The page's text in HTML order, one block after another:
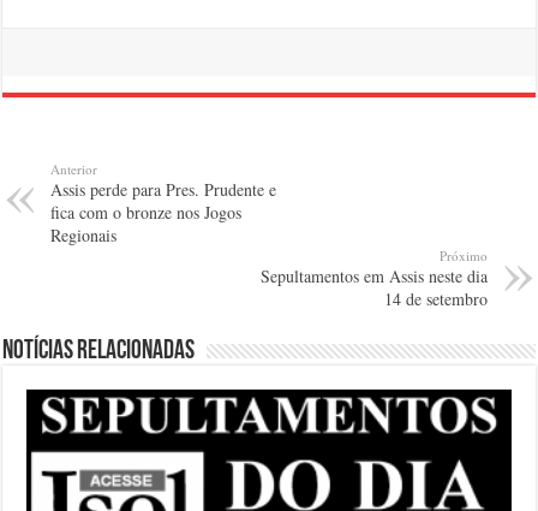
Anterior
Assis perde para Pres. Prudente e
fica com o bronze nos Jogos
Regionais
Próximo
Sepultamentos em Assis neste dia
14 de setembro
Notícias relacionadas